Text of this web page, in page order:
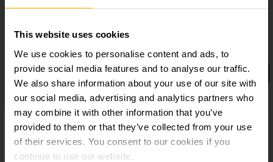
This website uses cookies
We use cookies to personalise content and ads, to
provide social media features and to analyse our traffic.
We also share information about your use of our site with
our social media, advertising and analytics partners who
may combine it with other information that you’ve
provided to them or that they’ve collected from your use
of their services. You consent to our cookies if you
continue to use our website.